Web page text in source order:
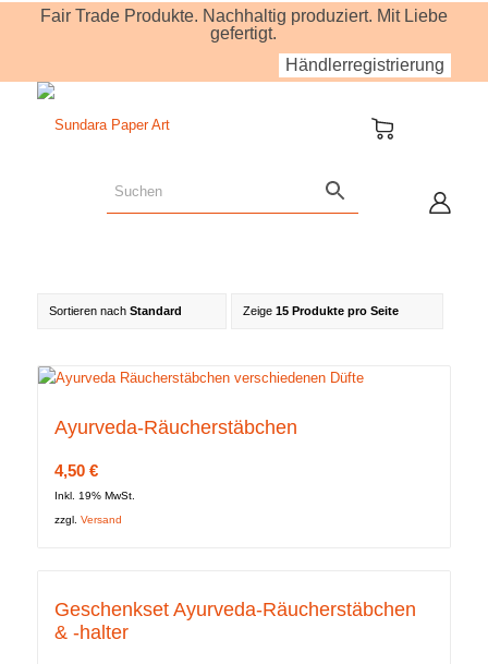
Fair Trade Produkte. Nachhaltig produziert. Mit Liebe
gefertigt.
Händlerregistrierung
Sortieren nach Standard Zeige 15 Produkte pro Seite
Ayurveda-Räucherstäbchen
4,50 €
Inkl. 19% MwSt.
zzgl. Versand
Geschenkset Ayurveda-Räucherstäbchen
& -halter